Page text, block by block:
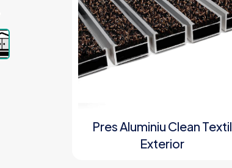
Pres Aluminiu Clean Textil
Exterior